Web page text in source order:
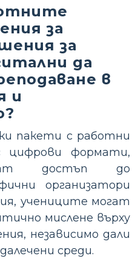
за
за
да
в
и
пакети с работни
формати,
достъп до
организатори
учениците могат
мислене върху
независимо дали
среди.